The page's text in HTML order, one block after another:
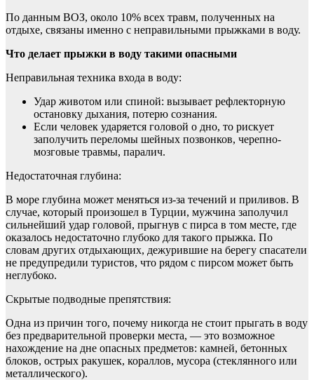
По данным ВОЗ, около 10% всех травм, полученных на
отдыхе, связаны именно с неправильными прыжками в воду.
Что делает прыжки в воду такими опасными
Неправильная техника входа в воду:
Удар животом или спиной: вызывает рефлекторную
остановку дыхания, потерю сознания.
Если человек ударяется головой о дно, то рискует
заполучить переломы шейных позвонков, черепно-
мозговые травмы, паралич.
Недостаточная глубина:
В море глубина может меняться из-за течений и приливов. В
случае, который произошел в Турции, мужчина заполучил
сильнейший удар головой, прыгнув с пирса в том месте, где
оказалось недостаточно глубоко для такого прыжка. По
словам других отдыхающих, дежурившие на берегу спасатели
не предупредили туристов, что рядом с пирсом может быть
неглубоко.
Скрытые подводные препятствия:
Одна из причин того, почему никогда не стоит прыгать в воду
без предварительной проверки места, — это возможное
нахождение на дне опасных предметов: камней, бетонных
блоков, острых ракушек, кораллов, мусора (стеклянного или
металлического).